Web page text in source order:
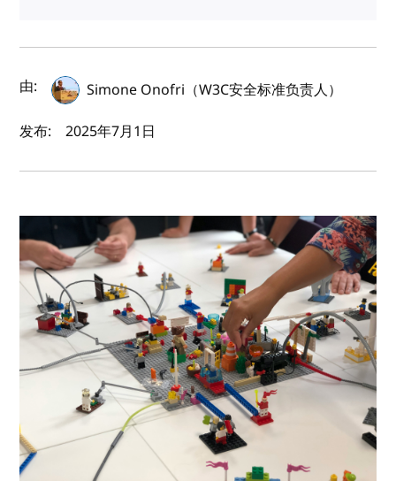
作者及发布日期
由:
Simone Onofri（W3C安全标准负责人）
发布:
2025年7月1日